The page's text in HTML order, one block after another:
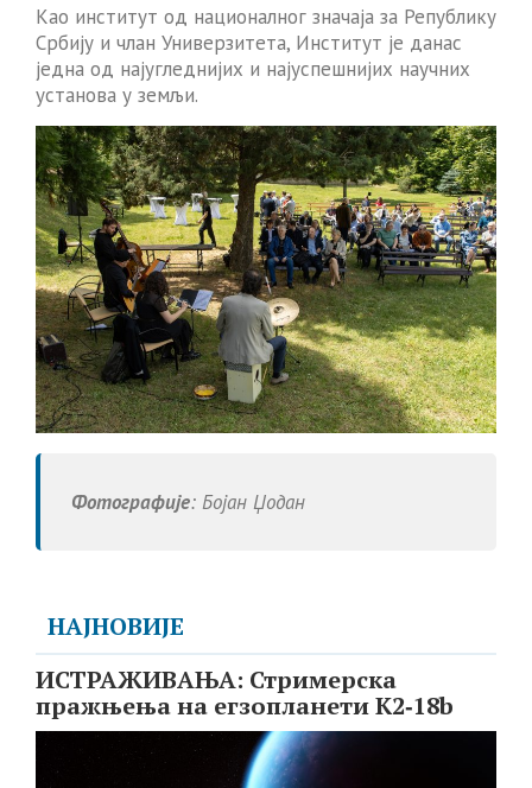
Као институт од националног значаја за Републику
Србију и члан Универзитета, Институт је данас
једна од најугледнијих и најуспешнијих научних
установа у земљи.
Фотографије: Бојан Џодан
НАЈНОВИЈЕ
ИСТРАЖИВАЊА: Стримерска
пражњења на егзопланети K2‑18b